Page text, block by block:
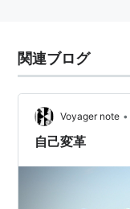
2005年、GBA用ソ
2010年8月 iPad用
売。
関連ブログ
Voyager note •
自己変革